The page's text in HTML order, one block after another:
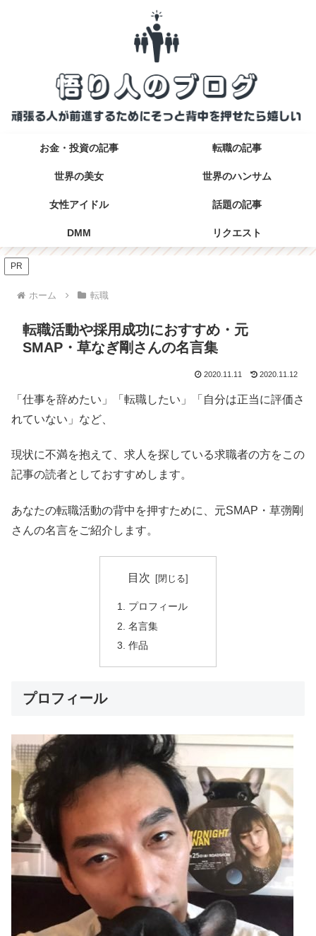
お金・投資の記事 転職の記事
世界の美女 世界のハンサム
女性アイドル 話題の記事
DMM リクエスト
PR
ホーム 転職
転職活動や採用成功におすすめ・元
SMAP・草なぎ剛さんの名言集
2020.11.11 2020.11.12
「仕事を辞めたい」「転職したい」「自分は正当に評価さ
れていない」など、
現状に不満を抱えて、求人を探している求職者の方をこの
記事の読者としておすすめします。
あなたの転職活動の背中を押すために、元SMAP・草彅剛
さんの名言をご紹介します。
目次
プロフィール
名言集
作品
プロフィール